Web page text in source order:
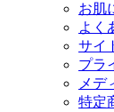
お肌
よく
サイ
プラ
メデ
特定